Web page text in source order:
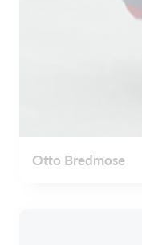
Otto Bredmose